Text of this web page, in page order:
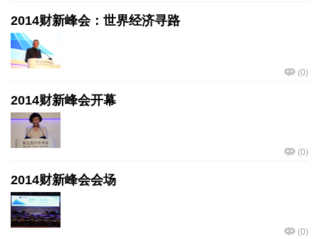
2014财新峰会：世界经济寻路
(0)
2014财新峰会开幕
(0)
2014财新峰会会场
(0)